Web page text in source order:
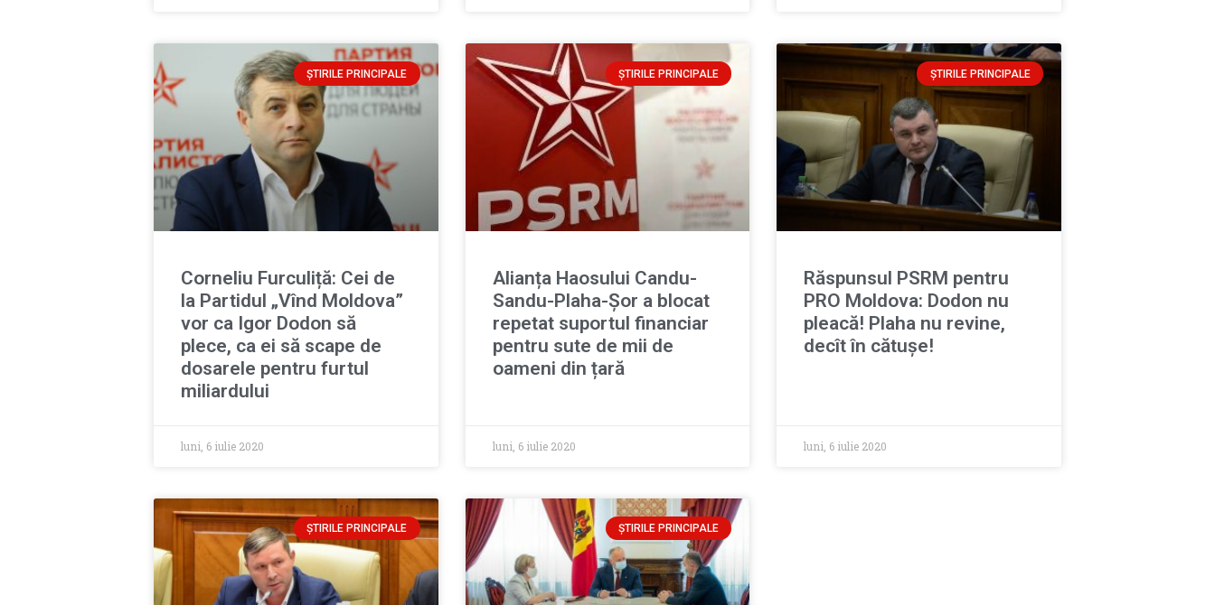
ȘTIRILE PRINCIPALE
Corneliu Furculiță: Cei de
la Partidul „Vînd Moldova”
vor ca Igor Dodon să
plece, ca ei să scape de
dosarele pentru furtul
miliardului
luni, 6 iulie 2020
ȘTIRILE PRINCIPALE
Alianța Haosului Candu-
Sandu-Plaha-Șor a blocat
repetat suportul financiar
pentru sute de mii de
oameni din țară
luni, 6 iulie 2020
ȘTIRILE PRINCIPALE
Răspunsul PSRM pentru
PRO Moldova: Dodon nu
pleacă! Plaha nu revine,
decît în cătușe!
luni, 6 iulie 2020
ȘTIRILE PRINCIPALE ȘTIRILE PRINCIPALE